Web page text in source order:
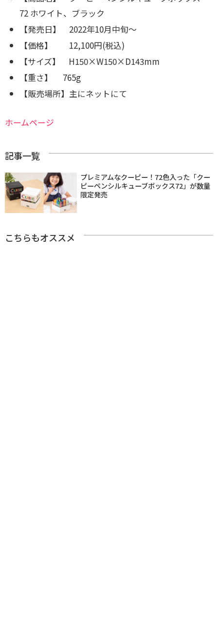
72 ホワイト、ブラック
【発売日】 2022年10月中旬～
【価格】 12,100円(税込)
【サイズ】 H150×W150×D143mm
【重さ】 765g
【販売場所】主にネットにて
ホームページ
記事一覧
プレミアムなクーピー！72色入った「クー
ピーペンシルキューブボックス72」が数量
限定発売
こちらもオススメ